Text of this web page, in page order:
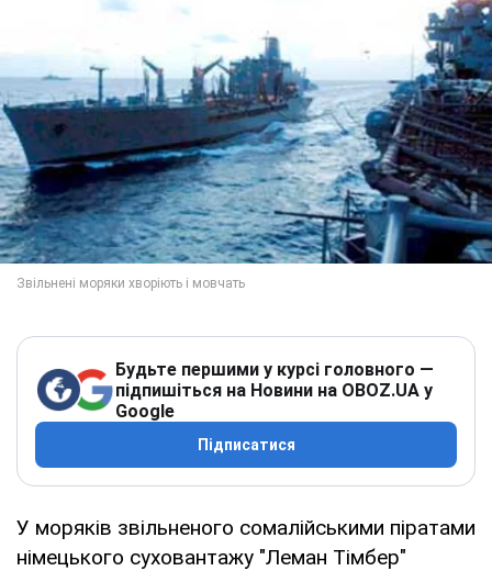
Будьте першими у курсі головного —
підпишіться на Новини на OBOZ.UA у
Google
Підписатися
У моряків звільненого сомалійськими піратами
німецького суховантажу "Леман Тімбер"